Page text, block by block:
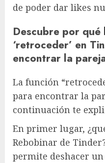
de poder dar likes
Descubre por qué
‘retroceder’ en
encontrar la
La función
para encontrar la
continuación te
En primer lugar,
Rebobinar de
permite deshacer